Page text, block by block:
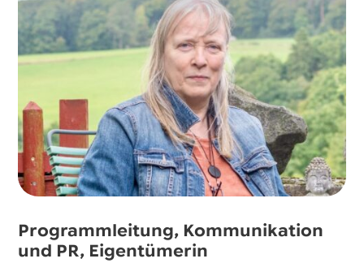
Programmleitung, Kommunikation
und PR, Eigentümerin